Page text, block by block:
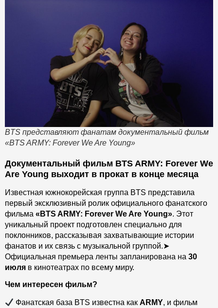
BTS представляют фанатам документальный фильм
«BTS ARMY: Forever We Are Young»
Документальный фильм BTS ARMY: Forever We
Are Young выходит в прокат в конце месяца
Известная южнокорейская группа BTS представила
первый эксклюзивный ролик официального фанатского
фильма «BTS ARMY: Forever We Are Young». Этот
уникальный проект подготовлен специально для
поклонников, рассказывая захватывающие истории
фанатов и их связь с музыкальной группой.➤
Официальная премьера ленты запланирована на 30
июля в кинотеатрах по всему миру.
Чем интересен фильм?
Фанатская база BTS известна какARMY, и фильм